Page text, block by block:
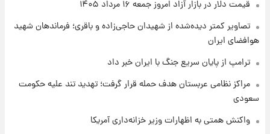
شارژ جدید کالابرگ برای سه دهک؛ جزئیات اعلام
شد
قیمت دلار در بازار آزاد امروز جمعه ۱۶ مرداد ۱۴۰۵
تصاویر کمتر دیده‌شده از شهیدان حاجی‌زاده و باقری؛ فرماندهان شهید
هوافضای ایران
ترامپ از پایان سریع جنگ با ایران خبر داد
مراکز نظامی عربستان هدف حمله قرار گرفت؛ تهدید تند علیه حکومت
سعودی
واکنش همتی به اظهارات وزیر خزانه‌داری آمریکا